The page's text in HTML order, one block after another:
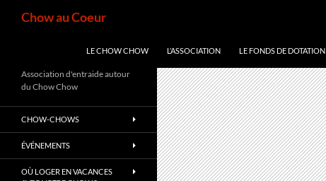
Chow au Coeur
LE CHOW CHOW L’ASSOCIATION LE FONDS DE DOTATION
Association d'entraide autour
du Chow Chow
CHOW-CHOWS
ÉVÉNEMENTS
OÙ LOGER EN VACANCES